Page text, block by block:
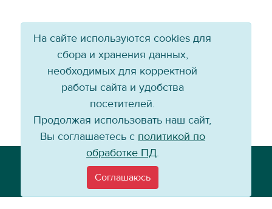
Email:info@baikal-energy.ru
На сайте используются cookies для
сбора и хранения данных,
необходимых для корректной
работы сайта и удобства
посетителей.
Продолжая использовать наш сайт,
Вы соглашаетесь с политикой по
обработке ПД.
Соглашаюсь